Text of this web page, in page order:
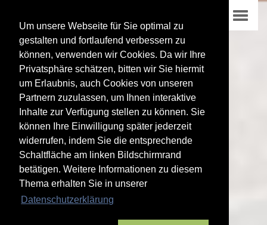
Um unsere Webseite für Sie optimal zu
gestalten und fortlaufend verbessern zu
können, verwenden wir Cookies. Da wir Ihre
Privatsphäre schätzen, bitten wir Sie hiermit
um Erlaubnis, auch Cookies von unseren
Partnern zuzulassen, um Ihnen interaktive
Inhalte zur Verfügung stellen zu können. Sie
können Ihre Einwilligung später jederzeit
widerrufen, indem Sie die entsprechende
Schaltfläche am linken Bildschirmrand
betätigen. Weitere Informationen zu diesem
Thema erhalten Sie in unserer
Datenschutzerklärung